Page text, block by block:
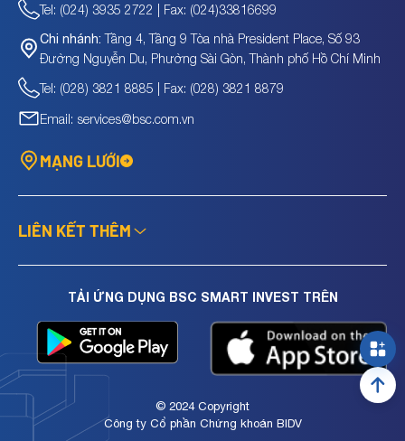
Tel: (024) 3935 2722 | Fax: (024)33816699
Chi nhánh: Tầng 4, Tầng 9 Tòa nhà President Place, Số 93
Đường Nguyễn Du, Phường Sài Gòn, Thành phố Hồ Chí Minh
Tel: (028) 3821 8885 | Fax: (028) 3821 8879
Email: services@bsc.com.vn
MẠNG LƯỚI
LIÊN KẾT THÊM
TẢI ỨNG DỤNG BSC SMART INVEST TRÊN
© 2024 Copyright
Công ty Cổ phần Chứng khoán BIDV